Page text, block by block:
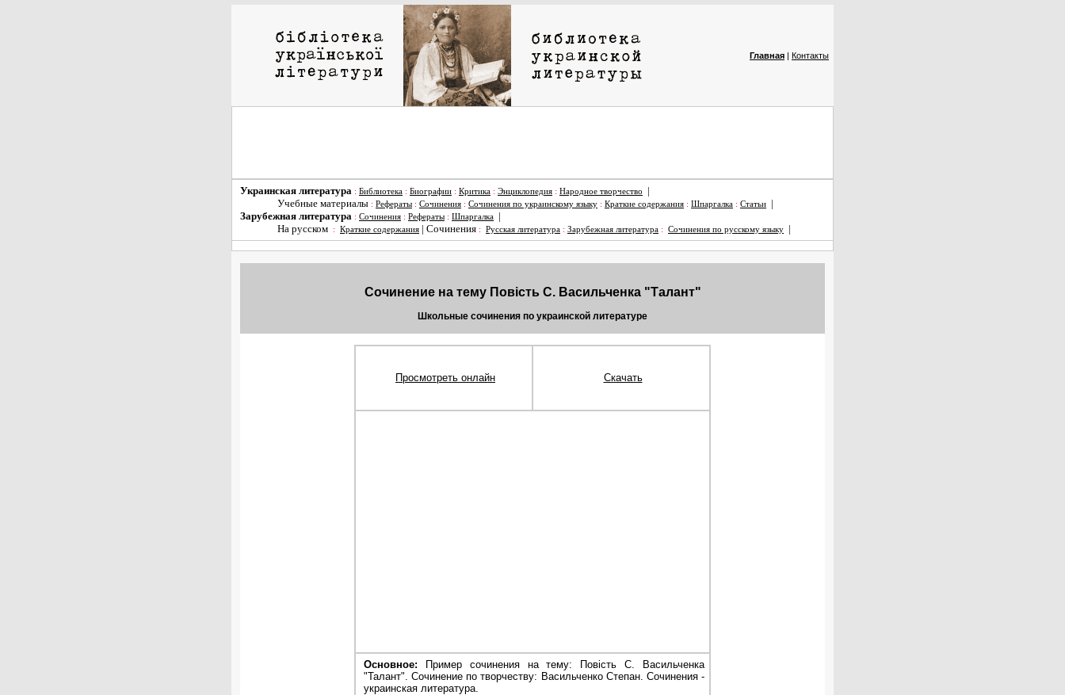
Главная | Контакты
Украинская литература : Библиотека : Биографии : Критика : Энциклопедия : Народное творчество
|
Учебные материалы : Рефераты : Сочинения : Сочинения по украинскому языку : Краткие содержания : Шпаргалка : Статьи
|
Зарубежная литература : Сочинения : Рефераты : Шпаргалка
|
На русском
: Краткие содержания | Сочинения : Русская литература : Зарубежная литература : Сочинения по русскому языку |
Сочинение на тему Повість С. Васильченка "Талант"
Школьные сочинения по украинской литературе
Просмотреть онлайн Скачать
Основное: Пример сочинения на тему: Повість С. Васильченка
"Талант". Сочинение по творчеству: Васильченко Степан. Сочинения -
украинская литература.